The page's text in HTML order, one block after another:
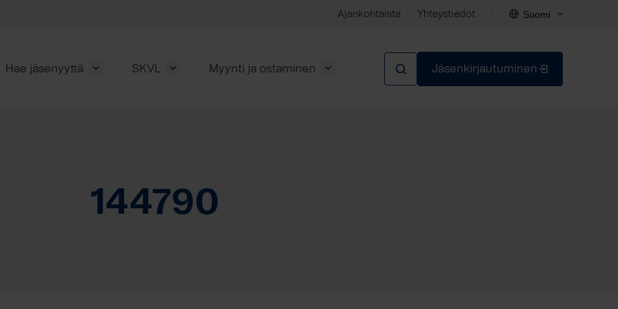
Ajankohtaista Yhteystiedot Suomi
Hae jäsenyyttä SKVL Myynti ja ostaminen Jäsenkirjautuminen
144790